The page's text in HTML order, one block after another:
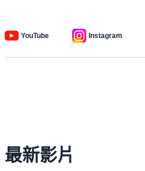
YouTube Instagram
最新影片